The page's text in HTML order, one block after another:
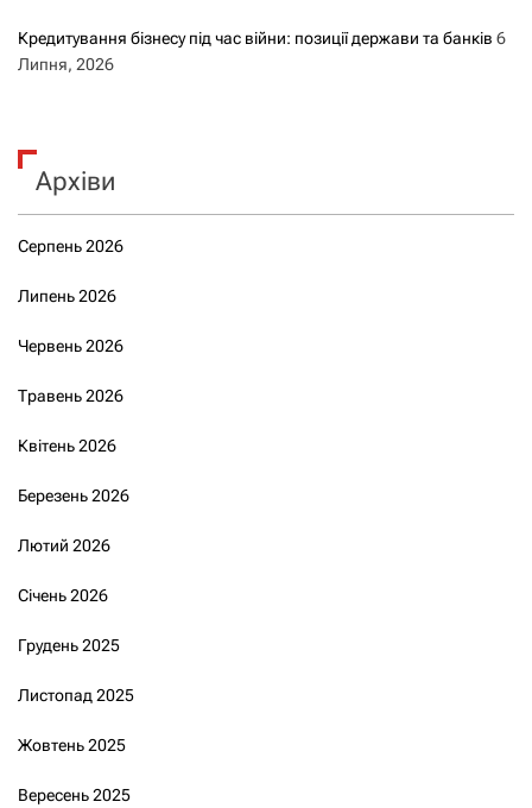
Кредитування бізнесу під час війни: позиції держави та банків 6
Липня, 2026
Архіви
Серпень 2026
Липень 2026
Червень 2026
Травень 2026
Квітень 2026
Березень 2026
Лютий 2026
Січень 2026
Грудень 2025
Листопад 2025
Жовтень 2025
Вересень 2025